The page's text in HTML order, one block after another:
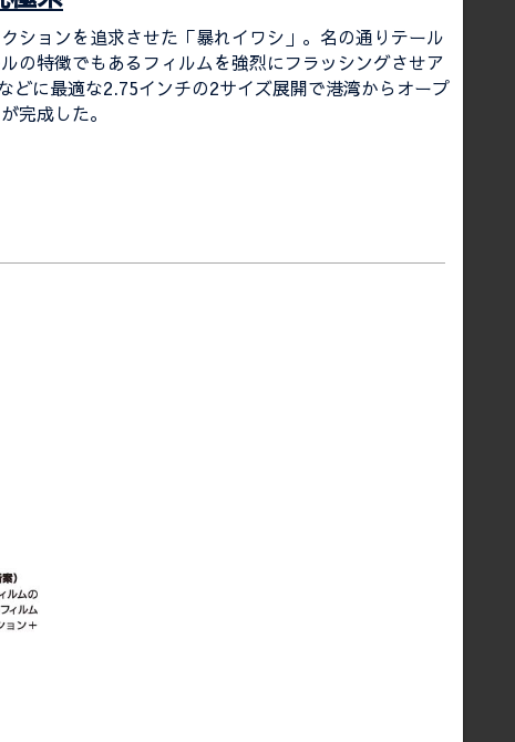
ションを追求させた「暴れイワシ」。名の通りテール
の特徴でもあるフィルムを強烈にフラッシングさせア
どに最適な2.75インチの2サイズ展開で港湾からオープ
完成した。